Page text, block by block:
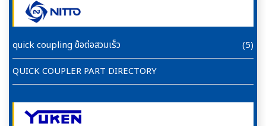
quick coupling ข้อต่อสวมเร็ว
(5)
QUICK COUPLER PART DIRECTORY